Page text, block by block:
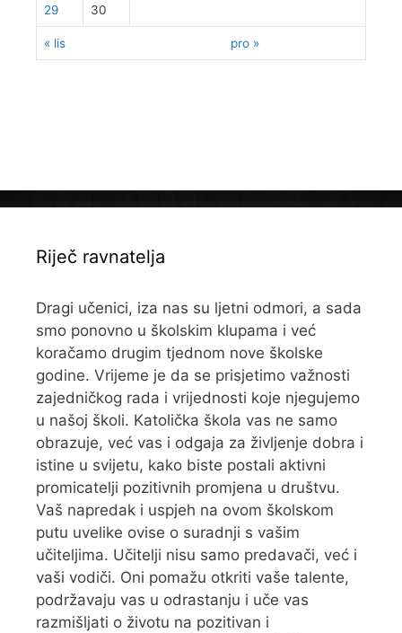
« lis pro »
29 30
Riječ ravnatelja
Dragi učenici, iza nas su ljetni odmori, a sada
smo ponovno u školskim klupama i već
koračamo drugim tjednom nove školske
godine. Vrijeme je da se prisjetimo važnosti
zajedničkog rada i vrijednosti koje njegujemo
u našoj školi. Katolička škola vas ne samo
obrazuje, već vas i odgaja za življenje dobra i
istine u svijetu, kako biste postali aktivni
promicatelji pozitivnih promjena u društvu.
Vaš napredak i uspjeh na ovom školskom
putu uvelike ovise o suradnji s vašim
učiteljima. Učitelji nisu samo predavači, već i
vaši vodiči. Oni pomažu otkriti vaše talente,
podržavaju vas u odrastanju i uče vas
razmišljati o životu na pozitivan i